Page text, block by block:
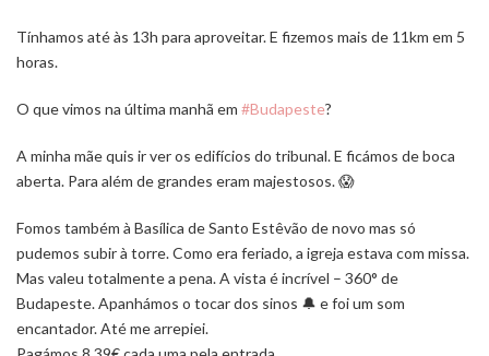
Tínhamos até às 13h para aproveitar. E fizemos mais de 11km em 5
horas.
O que vimos na última manhã em #Budapeste?
A minha mãe quis ir ver os edifícios do tribunal. E ficámos de boca
aberta. Para além de grandes eram majestosos. 😱
Fomos também à Basílica de Santo Estêvão de novo mas só
pudemos subir à torre. Como era feriado, a igreja estava com missa.
Mas valeu totalmente a pena. A vista é incrível – 360° de
Budapeste. Apanhámos o tocar dos sinos 🔔 e foi um som
encantador. Até me arrepiei.